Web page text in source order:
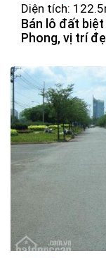
Diện tích:
Bán lô đất
Phong, vị trí